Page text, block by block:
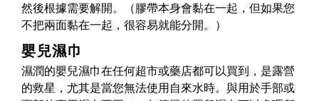
然後根據需要解開。（膠帶本身會黏在一起，但如果您
不把兩面黏在一起，很容易就能分開。）
嬰兒濕巾
濕潤的嬰兒濕巾在任何超市或藥店都可以買到，是露營
的救星，尤其是當您無法使用自來水時。與用於手部或